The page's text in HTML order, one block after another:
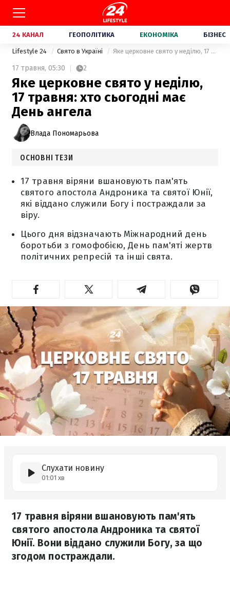
24 КАНАЛ ГЕОПОЛІТИКА ЕКОНОМІКА БІЗНЕС
Lifestyle 24 Свято в Україні Яке церковне свято у неділю, 17 травня: хто сьогодні має День ангела
17 травня, 05:30 2
Яке церковне свято у неділю,
17 травня: хто сьогодні має
День ангела
Влада Пономарьова
ОСНОВНІ ТЕЗИ
17 травня віряни вшановують пам'ять
святого апостола Андроника та святої Юнії,
які віддано служили Богу і постраждали за
віру.
Цього дня відзначають Міжнародний день
боротьби з гомофобією, День пам'яті жертв
політичних репресій та інші свята.
Слухати новину
01:01 хв
17 травня віряни вшановують пам'ять
святого апостола Андроника та святої
Юнії. Вони віддано служили Богу, за що
згодом постраждали.